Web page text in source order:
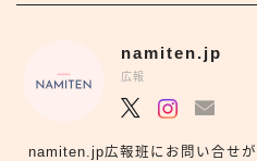
namiten.jp
広報
namiten.jp広報班にお問い合せ